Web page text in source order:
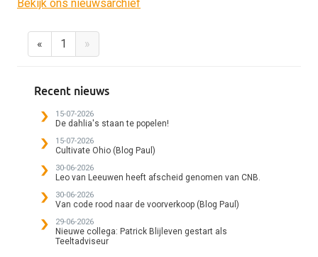
Bekijk ons nieuwsarchief
« 1 »
Recent nieuws
15-07-2026
De dahlia's staan te popelen!
15-07-2026
Cultivate Ohio (Blog Paul)
30-06-2026
Leo van Leeuwen heeft afscheid genomen van CNB.
30-06-2026
Van code rood naar de voorverkoop (Blog Paul)
29-06-2026
Nieuwe collega: Patrick Blijleven gestart als
Teeltadviseur